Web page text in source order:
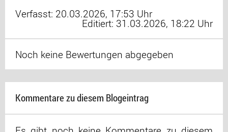
Verfasst: 20.03.2026, 17:53 Uhr
Editiert: 31.03.2026, 18:22 Uhr
Noch keine Bewertungen abgegeben
Kommentare zu diesem Blogeintrag